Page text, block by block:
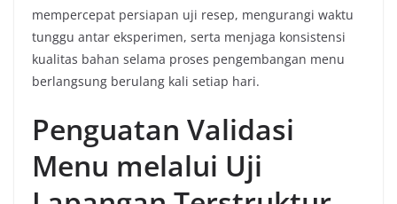
mempercepat persiapan uji resep, mengurangi waktu
tunggu antar eksperimen, serta menjaga konsistensi
kualitas bahan selama proses pengembangan menu
berlangsung berulang kali setiap hari.
Penguatan Validasi
Menu melalui Uji